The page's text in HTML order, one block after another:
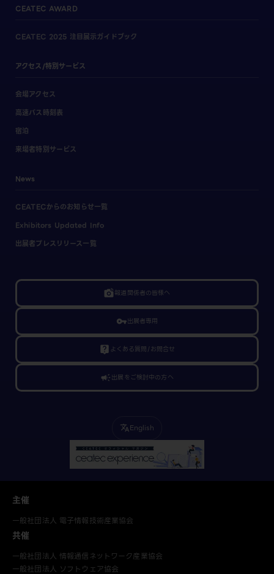
CEATEC AWARD
CEATEC 2025 注目展示ガイドブック
アクセス/特別サービス
会場アクセス
高速バス時刻表
宿泊
来場者特別サービス
News
CEATECからのお知らせ一覧
Exhibitors Updated Info
出展者プレスリリース一覧
linked_camera報道関係者の皆様へ
vpn_key出展者専用
live_help よくある質問/お問合せ
campaign出展をご検討中の方へ
translateEnglish
主催
一般社団法人 電子情報技術産業協会
共催
一般社団法人 情報通信ネットワーク産業協会
一般社団法人 ソフトウェア協会